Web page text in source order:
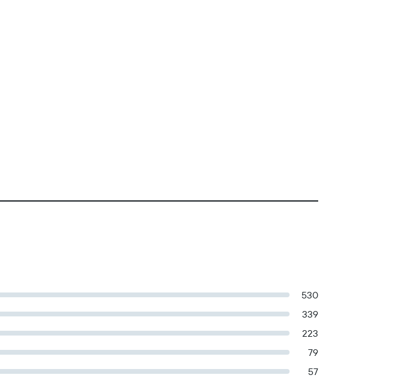
530
339
223
79
57